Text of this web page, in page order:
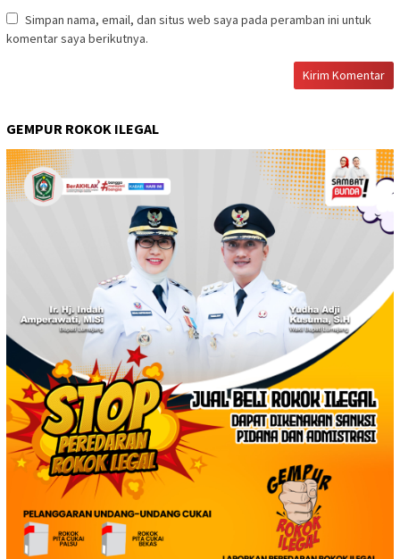
Simpan nama, email, dan situs web saya pada peramban ini untuk
komentar saya berikutnya.
GEMPUR ROKOK ILEGAL